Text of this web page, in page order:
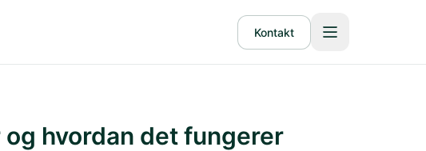
Kontakt
hvordan det fungerer